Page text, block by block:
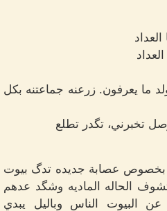
ما يعرفون. زرعنه جماعتنه بكل
تخبرني، تگدر تطلع
بخصوص عصابة جديده تدگ بيوت
الحاله الماديه وشگد عدهم
البيوت الناس وباليل يبدي